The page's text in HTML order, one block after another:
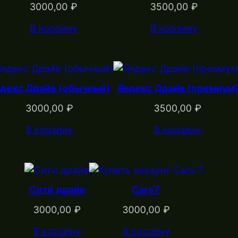
3000,00 ₽
В корзину
3500,00 ₽
В корзину
Драйв (обычный)
3000,00 ₽
В корзину
Яндекс Драйв (премиум)
3500,00 ₽
В корзину
Сити драйв
3000,00 ₽
В корзину
Cars7
3000,00 ₽
В корзину